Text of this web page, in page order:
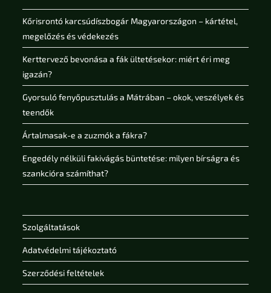
Kőrisrontó karcsúdíszbogár Magyarországon – kártétel,
megelőzés és védekezés
Kerttervező bevonása a fák ültetésekor: miért éri meg
igazán?
Gyorsuló fenyőpusztulás a Mátrában – okok, veszélyek és
teendők
Ártalmasak-e a zuzmók a fákra?
Engedély nélküli fakivágás büntetése: milyen bírságra és
szankcióra számíthat?
Szolgáltatások
Adatvédelmi tájékoztató
Szerződési feltételek